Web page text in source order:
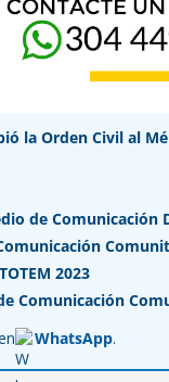
la Orden Civil al
de Comunicación
2023
Comunicación
WhatsApp.